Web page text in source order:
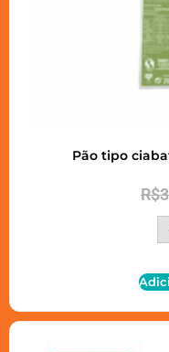
Pão tipo
R$